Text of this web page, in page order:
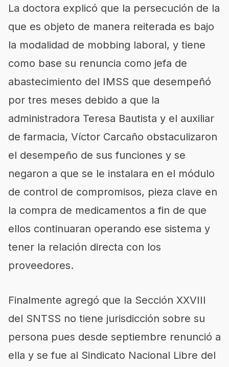
La doctora explicó que la persecución de la
que es objeto de manera reiterada es bajo
la modalidad de mobbing laboral, y tiene
como base su renuncia como jefa de
abastecimiento del IMSS que desempeñó
por tres meses debido a que la
administradora Teresa Bautista y el auxiliar
de farmacia, Víctor Carcaño obstaculizaron
el desempeño de sus funciones y se
negaron a que se le instalara en el módulo
de control de compromisos, pieza clave en
la compra de medicamentos a fin de que
ellos continuaran operando ese sistema y
tener la relación directa con los
proveedores.
Finalmente agregó que la Sección XXVIII
del SNTSS no tiene jurisdicción sobre su
persona pues desde septiembre renunció a
ella y se fue al Sindicato Nacional Libre del